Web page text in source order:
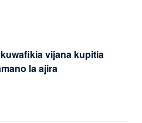
vijana kupitia
la ajira